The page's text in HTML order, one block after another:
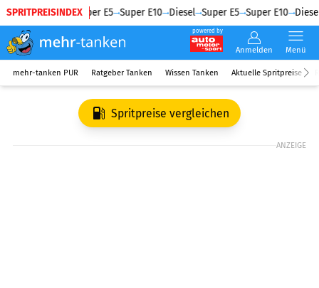
SPRITPREISINDEX
Diesel Super E5 Super E10 Diesel Super E5 Super E10 Diesel
powered by
Anmelden Menü
mehr-tanken PUR Ratgeber Tanken Wissen Tanken Aktuelle Spritpreise
Spritpreise vergleichen
ANZEIGE